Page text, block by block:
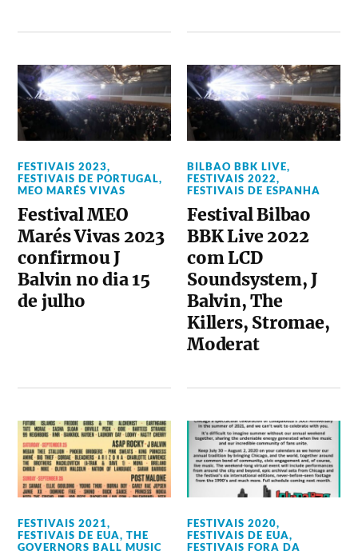
FESTIVAIS 2023,
FESTIVAIS DE PORTUGAL,
MEO MARÉS VIVAS
Festival MEO
Marés Vivas 2023
confirmou J
Balvin no dia 15
de julho
BILBAO BBK LIVE,
FESTIVAIS 2022,
FESTIVAIS DE ESPANHA
Festival Bilbao
BBK Live 2022
com LCD
Soundsystem, J
Balvin, The
Killers, Stromae,
Moderat
FESTIVAIS 2021,
FESTIVAIS DE EUA,THE
GOVERNORS BALL MUSIC
FESTIVAIS 2020,
FESTIVAIS DE EUA,
FESTIVAIS FORA DA